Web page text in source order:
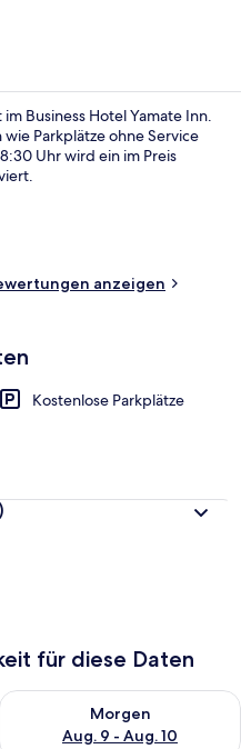
Business Hotel Yamate Inn.
Parkplätze ohne Service
Uhr wird ein im Preis
anzeigen
Kostenlose Parkplätze
für diese Daten
Nacht, Aug. 8 - Aug. 9.
Morgen
Aug. 9 - Aug. 10
Überprüfe die Verfügbarkeit